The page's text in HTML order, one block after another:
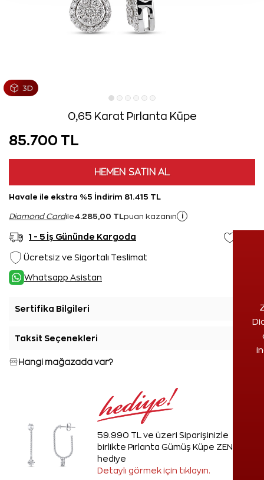
0,65 Karat Pırlanta Küpe
85.700 TL
HEMEN SATIN AL
Havale ile ekstra %5 İndirim 81.415 TL
Diamond Cardile4.285,00 TL puan kazanın i
1 - 5 İş Gününde Kargoda
Ücretsiz ve Sigortalı Teslimat
Whatsapp Asistan
Sertifika Bilgileri
Taksit Seçenekleri
Hangi mağazada var?
59.990 TL ve üzeri Siparişinizle
birlikte Pırlanta Gümüş Küpe ZEN'den
hediye
Detaylı görmek için tıklayın.